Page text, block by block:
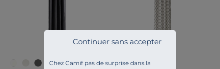
Chez Camif pas de surprise dans la
Continuer sans accepter